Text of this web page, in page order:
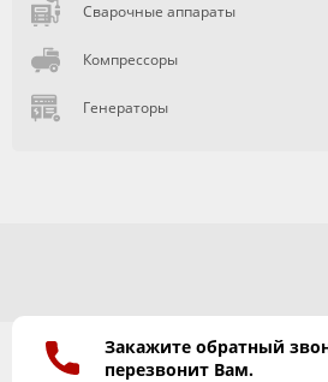
Сварочные аппараты
Компрессоры
Генераторы
Закажите обратный
перезвонит Вам.